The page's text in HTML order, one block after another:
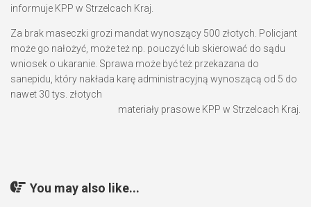
informuje KPP w Strzelcach Kraj.
Za brak maseczki grozi mandat wynoszący 500 złotych. Policjant
może go nałożyć, może też np. pouczyć lub skierować do sądu
wniosek o ukaranie. Sprawa może być też przekazana do
sanepidu, który nakłada karę administracyjną wynoszącą od 5 do
nawet 30 tys. złotych
materiały prasowe KPP w Strzelcach Kraj.
You may also like...